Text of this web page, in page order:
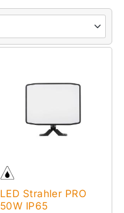
LED Strahler PRO
50W IP65